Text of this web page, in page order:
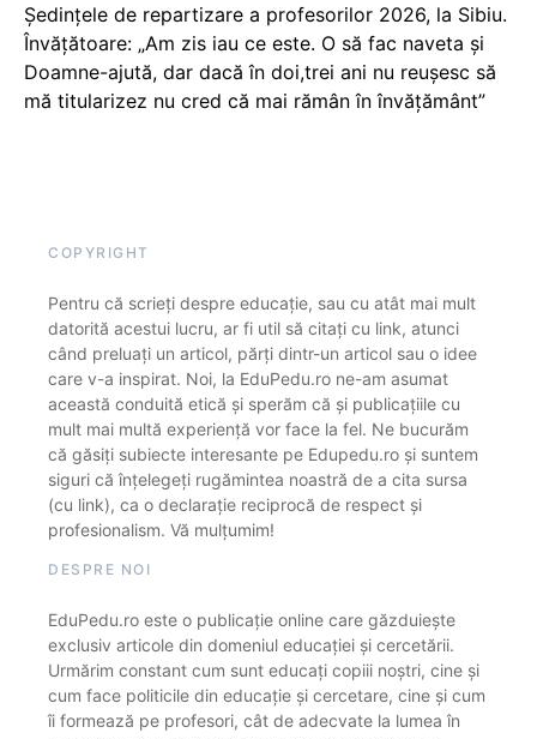
Ședințele de repartizare a profesorilor 2026, la Sibiu.
Învățătoare: „Am zis iau ce este. O să fac naveta și
Doamne-ajută, dar dacă în doi,trei ani nu reușesc să
mă titularizez nu cred că mai rămân în învățământ”
COPYRIGHT
Pentru că scrieți despre educație, sau cu atât mai mult
datorită acestui lucru, ar fi util să citați cu link, atunci
când preluați un articol, părți dintr-un articol sau o idee
care v-a inspirat. Noi, la EduPedu.ro ne-am asumat
această conduită etică și sperăm că și publicațiile cu
mult mai multă experiență vor face la fel. Ne bucurăm
că găsiți subiecte interesante pe Edupedu.ro și suntem
siguri că înțelegeți rugămintea noastră de a cita sursa
(cu link), ca o declarație reciprocă de respect și
profesionalism. Vă mulțumim!
DESPRE NOI
EduPedu.ro este o publicație online care găzduiește
exclusiv articole din domeniul educației și cercetării.
Urmărim constant cum sunt educați copiii noștri, cine și
cum face politicile din educație și cercetare, cine și cum
îi formează pe profesori, cât de adecvate la lumea în